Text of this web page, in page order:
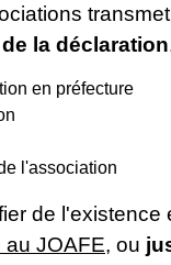
la déclaration
en préfecture
l'association
de
au JOAFE, ou